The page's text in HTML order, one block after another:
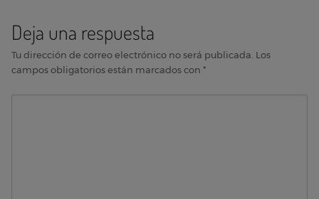
Deja una respuesta
Tu dirección de correo electrónico no será publicada. Los
campos obligatorios están marcados con *